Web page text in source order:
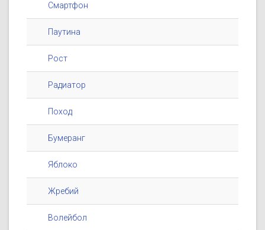
Смартфон
Паутина
Рост
Радиатор
Поход
Бумеранг
Яблоко
Жребий
Волейбол